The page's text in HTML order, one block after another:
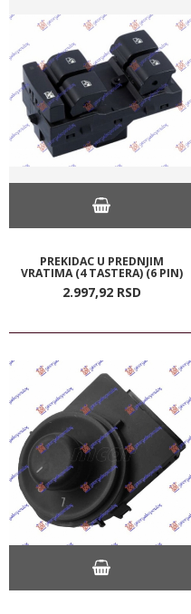
PREKIDAC U PREDNJIM
VRATIMA (4 TASTERA) (6 PIN)
2.997,92 RSD